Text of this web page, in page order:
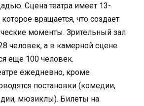
Сцена театра имеет 13-
вращается, что создает
моменты. Зрительный зал
человек, а в камерной сцене
еще 100 человек.
ежедневно, кроме
постановки (комедии,
мюзиклы). Билеты на